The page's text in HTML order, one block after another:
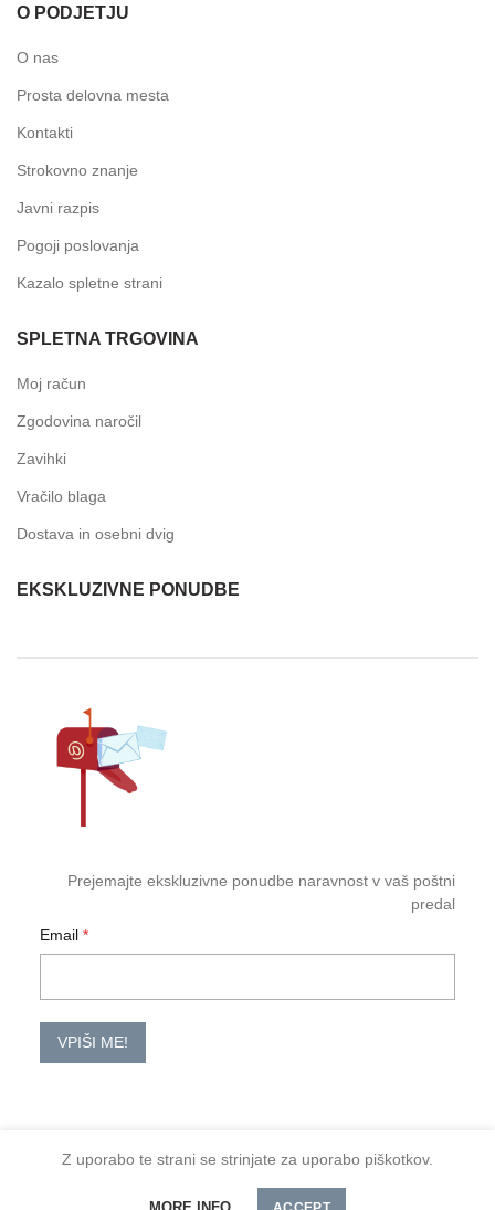
O PODJETJU
O nas
Prosta delovna mesta
Kontakti
Strokovno znanje
Javni razpis
Pogoji poslovanja
Kazalo spletne strani
SPLETNA TRGOVINA
Moj račun
Zgodovina naročil
Zavihki
Vračilo blaga
Dostava in osebni dvig
EKSKLUZIVNE PONUDBE
Prejemajte ekskluzivne ponudbe naravnost v vaš poštni
predal
Email
VPIŠI ME!
2026 TM-HoReCa
Z uporabo te strani se strinjate za uporabo piškotkov.
DODAJ V KOŠARICO